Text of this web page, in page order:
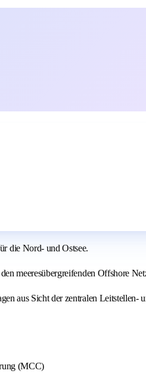
die Nord- und Ostsee.
meeresübergreifenden Offshore
aus Sicht der zentralen Leitstellen-
(MCC)